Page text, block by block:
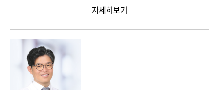
자세히보기